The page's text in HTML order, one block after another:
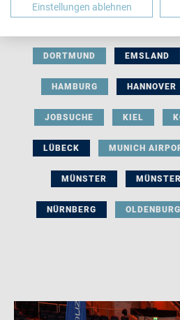
DORTMUND EMSLAND
HAMBURG HANNOVER
JOBSUCHE KIEL
LÜBECK MUNICH
MÜNSTER
NÜRNBERG OLDENBURG
Einstellungen ablehnen